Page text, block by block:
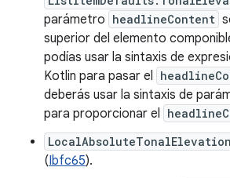
parámetro headlineContent
superior del elemento
podías usar la sintaxis de
Kotlin para pasar el
deberás usar la sintaxis de
para proporcionar el
LocalAbsoluteTonalElevation
(Ibfc65).